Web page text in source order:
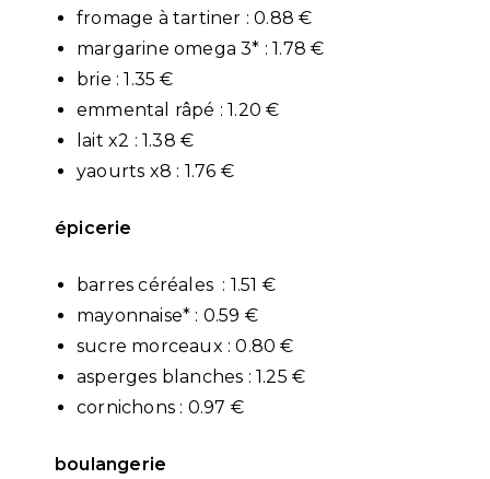
fromage à tartiner : 0.88 €
margarine omega 3* : 1.78 €
brie : 1.35 €
emmental râpé : 1.20 €
lait x2 : 1.38 €
yaourts x8 : 1.76 €
épicerie
barres céréales : 1.51 €
mayonnaise* : 0.59 €
sucre morceaux : 0.80 €
asperges blanches : 1.25 €
cornichons : 0.97 €
boulangerie